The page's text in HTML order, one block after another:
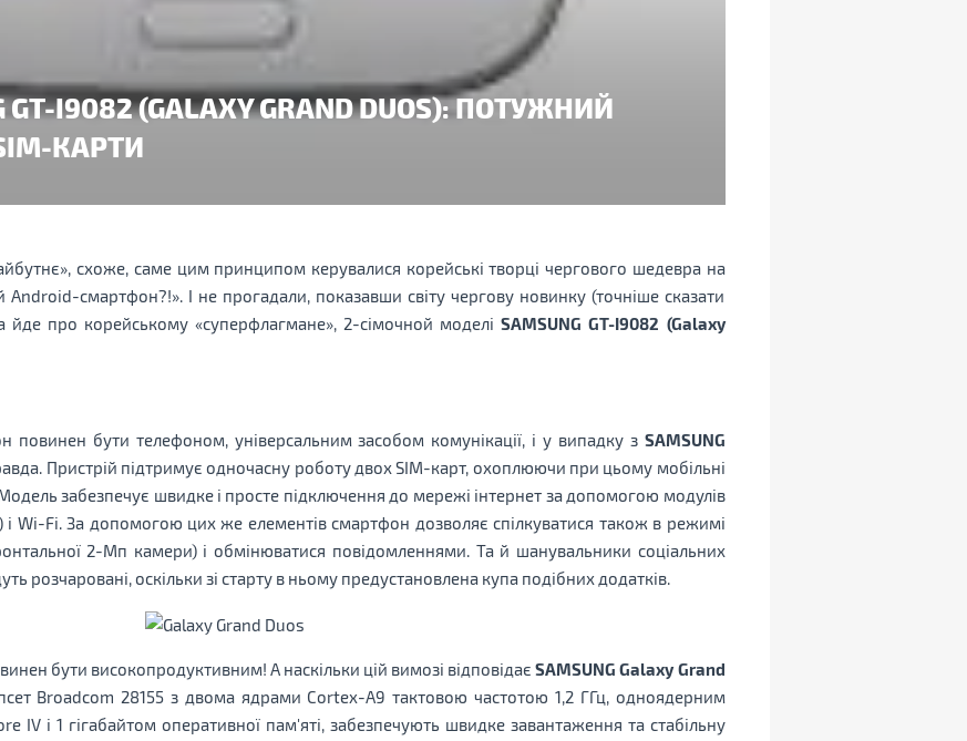
GT-I9082 (GALAXY GRAND DUOS): ПОТУЖНИЙ
КАРТИ
схоже, саме цим принципом керувалися корейські творці чергового шедевра на
смартфон?!». І не прогадали, показавши світу чергову новинку (точніше сказати
йде про корейському «суперфлагмане», 2-сімочной моделіSAMSUNG GT-I9082 (Galaxy
бути телефоном, універсальним засобом комунікації, і у випадку з SAMSUNG
Пристрій підтримує одночасну роботу двох SIM-карт, охоплюючи при цьому мобільні
Модель забезпечує швидке і просте підключення до мережі інтернет за допомогою модулів
і Wi-Fi. За допомогою цих же елементів смартфон дозволяє спілкуватися також в режимі
2-Мп камери) і обмінюватися повідомленнями. Та й шанувальники соціальних
розчаровані, оскільки зі старту в ньому предустановлена ​​купа подібних додатків.
бути високопродуктивним! А наскільки цій вимозі відповідаєSAMSUNG Galaxy Grand
Broadcom 28155 з двома ядрами Cortex-A9 тактовою частотою 1,2 ГГц, одноядерним
IV і 1 гігабайтом оперативної пам'яті, забезпечують швидке завантаження та стабільну